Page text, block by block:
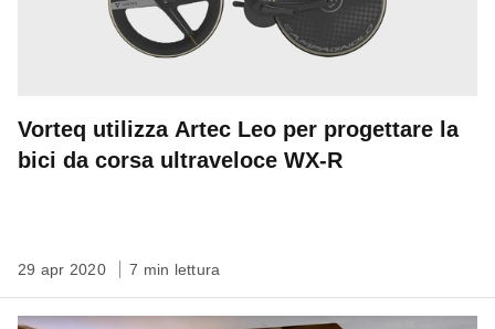
Vorteq utilizza Artec Leo per progettare la
bici da corsa ultraveloce WX-R
29 apr 2020 7 min lettura